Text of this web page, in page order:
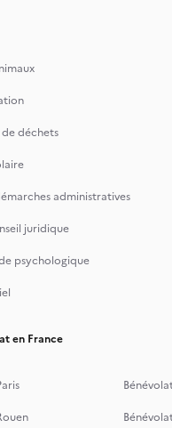
de déchets
administratives
juridique
psychologique
en France